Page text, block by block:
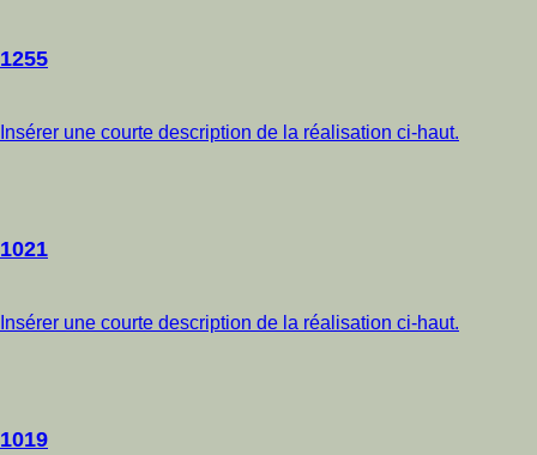
1255
Insérer une courte description de la réalisation ci-haut.
1021
Insérer une courte description de la réalisation ci-haut.
1019